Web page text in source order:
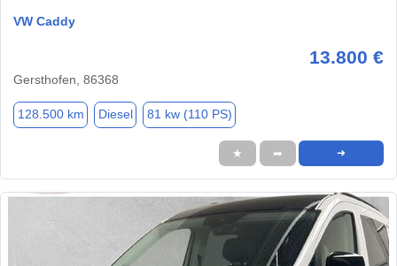
VW Caddy
13.800 €
Gersthofen, 86368
128.500 km Diesel 81 kw (110 PS)
★ ➦ ➜